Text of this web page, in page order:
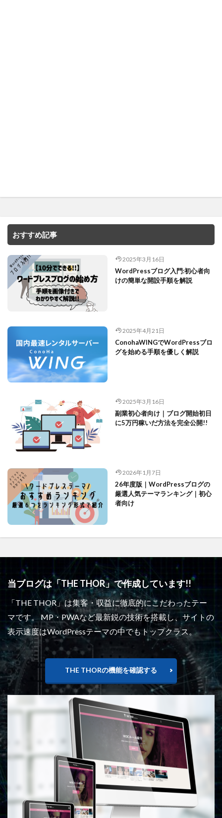
おすすめ記事
2025年3月16日
WordPressブログ入門:初心者向
けの簡単な開設手順を解説
2025年4月21日
ConohaWINGでWordPressブロ
グを始める手順を優しく解説
2025年3月16日
副業初心者向け｜ブログ開始初日
に5万円稼いだ方法を完全公開!!
2026年1月7日
26年度版｜WordPressブログの
厳選人気テーマランキング｜初心
者向け
当ブログは「THE THOR」で作成しています!!
「THE THOR」は集客・収益に徹底的にこだわったテー
マです。 MP・PWAなど最新鋭の技術を搭載し、サイトの
表示速度はWordPressテーマの中でもトップクラス。
THE THORの機能を確認する